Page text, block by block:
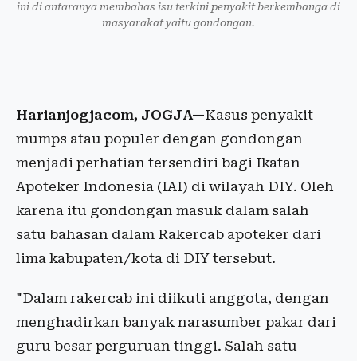
ini di antaranya membahas isu terkini penyakit berkembanga di
masyarakat yaitu gondongan.
Harianjogjacom, JOGJA—Kasus penyakit
mumps atau populer dengan gondongan
menjadi perhatian tersendiri bagi Ikatan
Apoteker Indonesia (IAI) di wilayah DIY. Oleh
karena itu gondongan masuk dalam salah
satu bahasan dalam Rakercab apoteker dari
lima kabupaten/kota di DIY tersebut.
"Dalam rakercab ini diikuti anggota, dengan
menghadirkan banyak narasumber pakar dari
guru besar perguruan tinggi. Salah satu